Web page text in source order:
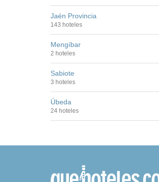
Jaén Provincia
143 hoteles
Mengíbar
2 hoteles
Sabiote
3 hoteles
Úbeda
24 hoteles